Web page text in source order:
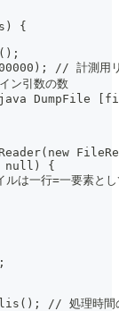
{
// 計測用リ
引数の数
DumpFile
null) {
一行=一要素とし
// 処理時間